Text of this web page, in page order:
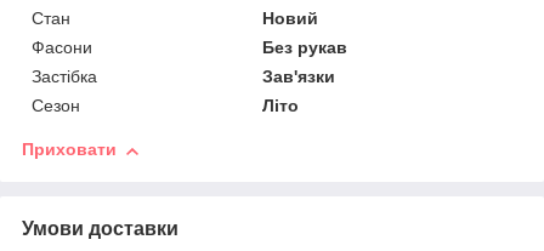
Стан
Новий
Фасони
Без рукав
Застібка
Зав'язки
Сезон
Літо
Приховати
Умови доставки